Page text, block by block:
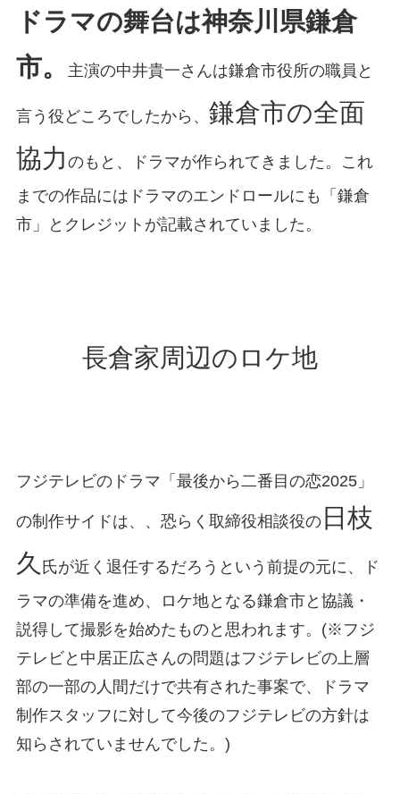
ドラマの舞台は神奈川県鎌倉
市。
主演の中井貴一さんは鎌倉市役所の職員と
言う役どころでしたから、 鎌倉市の全面
協力 のもと、ドラマが作られてきました。これ
までの作品にはドラマのエンドロールにも「鎌倉
市」とクレジットが記載されていました。
長倉家周辺のロケ地
フジテレビのドラマ「最後から二番目の恋2025」
の制作サイドは、、恐らく取締役相談役の日枝
久 氏が近く退任するだろうという前提の元に、ド
ラマの準備を進め、ロケ地となる鎌倉市と協議・
説得して撮影を始めたものと思われます。(※フジ
テレビと中居正広さんの問題はフジテレビの上層
部の一部の人間だけで共有された事案で、ドラマ
制作スタッフに対して今後のフジテレビの方針は
知らされていませんでした。)